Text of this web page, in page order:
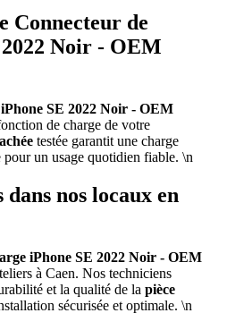
Connecteur de
Noir - OEM
SE 2022 Noir - OEM
de charge de votre
testée garantit une charge
pour un usage quotidien fiable. \n
nos locaux en
iPhone SE 2022 Noir - OEM
à Caen. Nos techniciens
et la qualité de la pièce
sécurisée et optimale. \n